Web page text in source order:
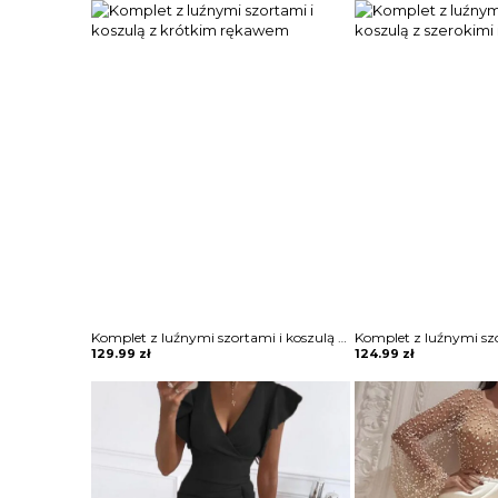
Komplet z luźnymi szortami i koszulą z krótkim rękawem
129.99 zł 124.99 zł